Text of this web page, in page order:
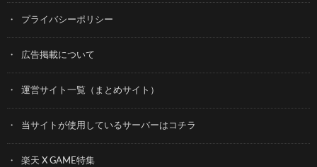
プライバシーポリシー
広告掲載について
運営サイト一覧（まとめサイト）
当サイトが使用しているサーバーはコチラ
楽天 X GAME特集